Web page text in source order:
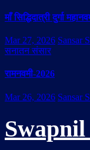
माँ सिद्धिदात्री दुर्गा
Mar 27, 2026 Sansar
सनातन संसार
रामनवमी-2026
Mar 26, 2026 Sansar